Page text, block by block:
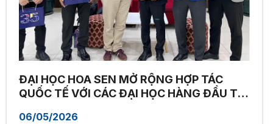
ĐẠI HỌC HOA SEN MỞ RỘNG HỢP TÁC
QUỐC TẾ VỚI CÁC ĐẠI HỌC HÀNG ĐẦU TẠI
06/05/2026